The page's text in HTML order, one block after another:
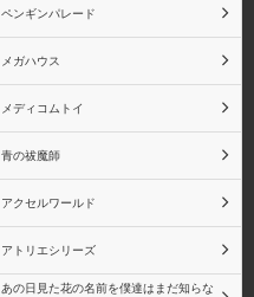
富岡義勇
宇髄天元
ペンギンパレード
メガハウス
メディコムトイ
青の祓魔師
アクセルワールド
アトリエシリーズ
あの日見た花の名前を僕達はまだ知らな